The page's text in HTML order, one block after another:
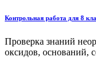
Контрольная работа для 8
Проверка знаний
оксидов, оснований,